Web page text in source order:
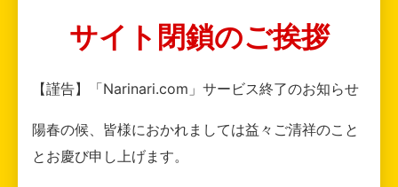
サイト閉鎖のご挨拶
【謹告】「Narinari.com」サービス終了のお知らせ
陽春の候、皆様におかれましては益々ご清祥のこと
とお慶び申し上げます。